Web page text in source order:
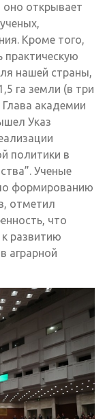
оно открывает
Кроме того,
практическую
нашей страны,
га земли (в три
академии
Указ
политики в
Ученые
формированию
отметил
что
развитию
аграрной